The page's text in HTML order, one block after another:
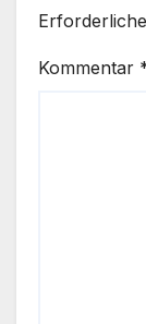
Kommentar